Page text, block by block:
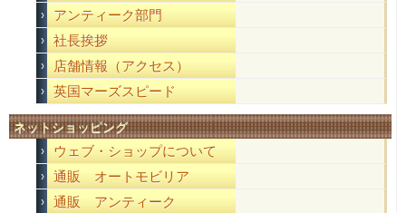
アンティーク部門
社長挨拶
店舗情報（アクセス）
英国マーズスピード
ネットショッピング
ウェブ・ショップについて
通販 オートモビリア
通販 アンティーク